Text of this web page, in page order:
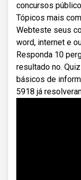
concursos
Tópicos mais
Webteste seus
word, internet e
Responda 10
resultado no.
básicos de
5918 já